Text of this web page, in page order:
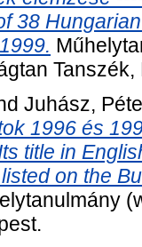
38
Tanszék,
Juhász,
1996 és
title in
on the